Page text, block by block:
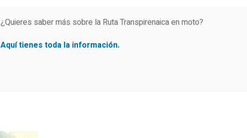
¿Quieres saber más sobre la Ruta Transpirenaica en moto?
Aquí tienes toda la información.